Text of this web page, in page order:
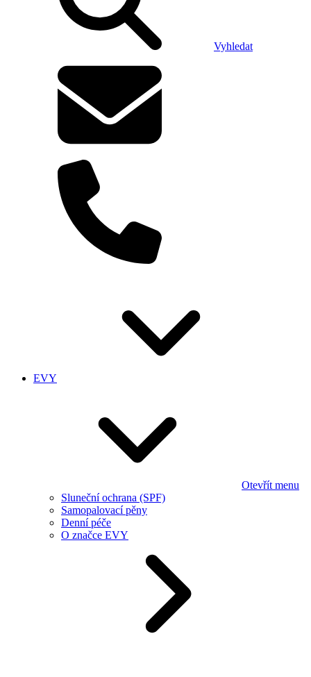
Vyhledat
EVY
Otevřít menu
Sluneční ochrana (SPF)
Samopalovací pěny
Denní péče
O značce EVY